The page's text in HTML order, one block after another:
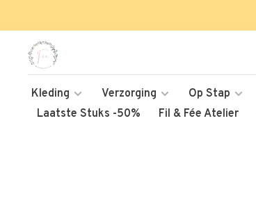
Kleding Verzorging Op Stap
Laatste Stuks -50%
Fil & Fée Atelier